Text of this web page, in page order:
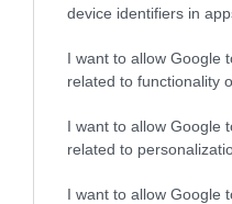
device identifiers in
I want to allow Google
related to functionality
I want to allow Google
related to
I want to allow Google